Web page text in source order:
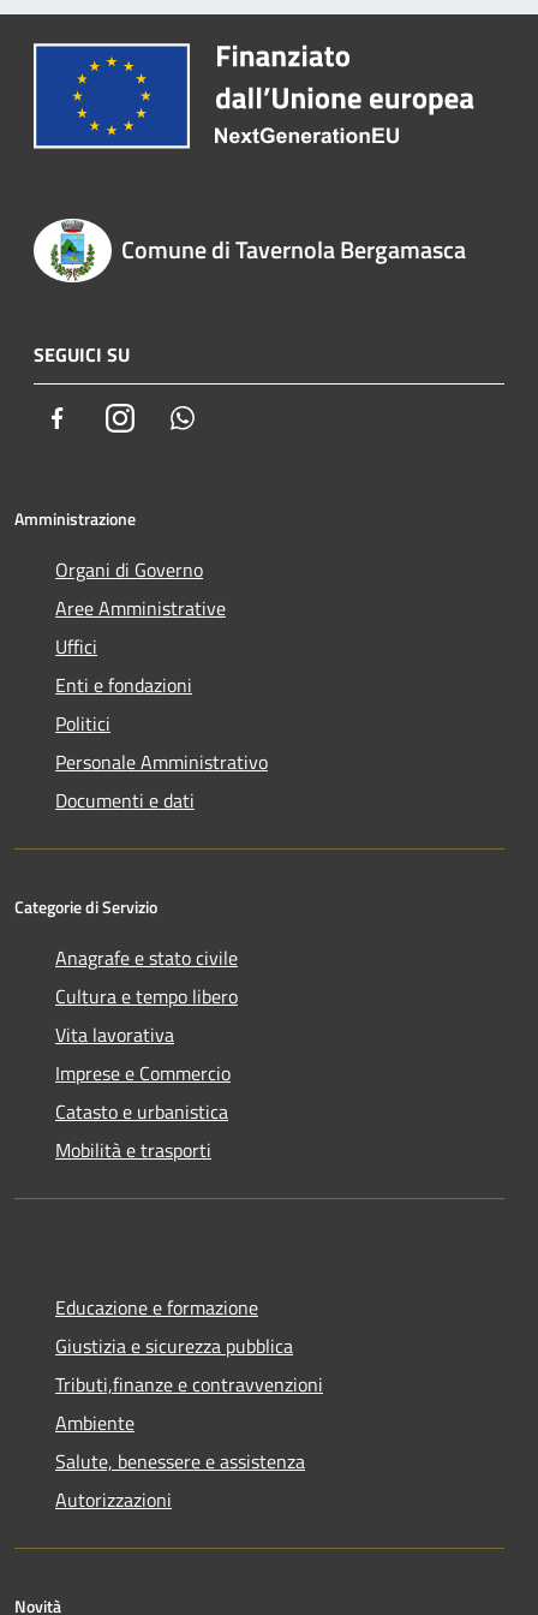
Comune di Tavernola Bergamasca
SEGUICI SU
FacebookInstagram
Amministrazione
Organi di Governo
Aree Amministrative
Uffici
Enti e fondazioni
Politici
Personale Amministrativo
Documenti e dati
Categorie di Servizio
Anagrafe e stato civile
Cultura e tempo libero
Vita lavorativa
Imprese e Commercio
Catasto e urbanistica
Mobilità e trasporti
Educazione e formazione
Giustizia e sicurezza pubblica
Tributi,finanze e contravvenzioni
Ambiente
Salute, benessere e assistenza
Autorizzazioni
Novità